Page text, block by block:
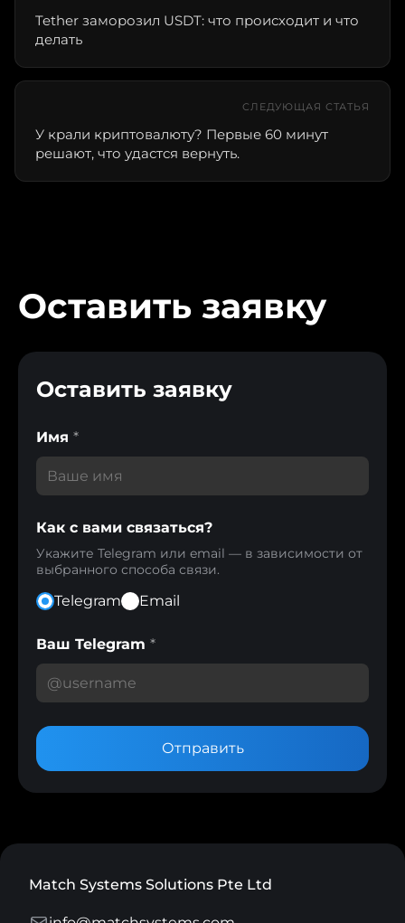
Tether заморозил USDT: что происходит и что
делать
СЛЕДУЮЩАЯ СТАТЬЯ
У крали криптовалюту? Первые 60 минут
решают, что удастся вернуть.
Оставить заявку
Оставить заявку
Имя *
Как с вами связаться?
Укажите Telegram или email — в зависимости от
выбранного способа связи.
Telegram Email
Ваш Telegram *
Отправить
Match Systems Solutions Pte Ltd